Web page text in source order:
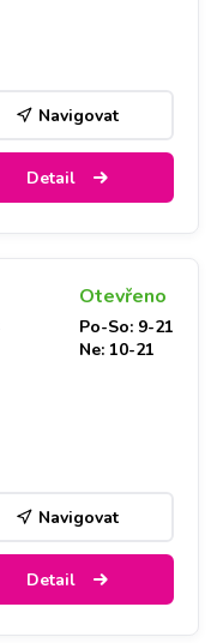
Navigovat
Detail
Otevřeno
Po-So: 9-21
Ne: 10-21
Navigovat
Detail